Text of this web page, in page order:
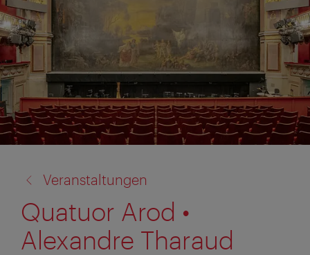
zu:
Veranstaltungen
Quatuor Arod •
Alexandre Tharaud